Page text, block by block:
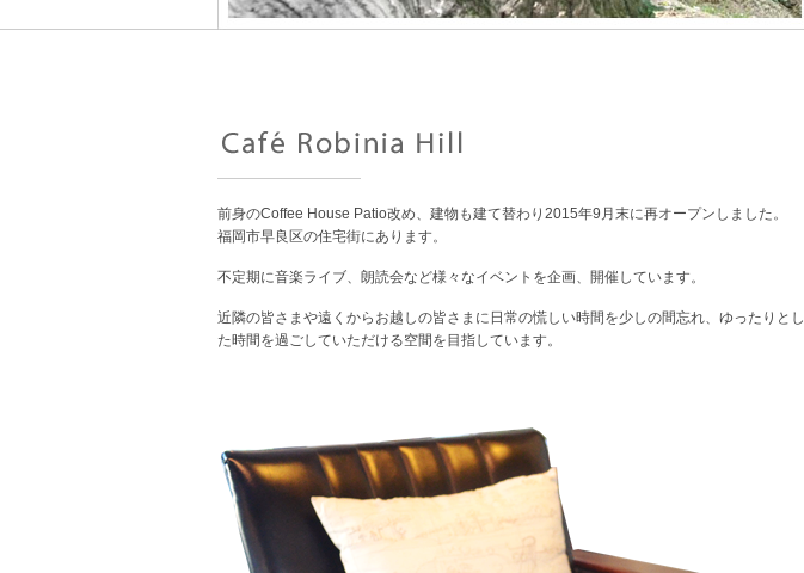
前身のCoffee House Patio改め、建物も建て替わり2015年9月末に再オープンしました。
福岡市早良区の住宅街にあります。
不定期に音楽ライブ、朗読会など様々なイベントを企画、開催しています。
近隣の皆さまや遠くからお越しの皆さまに日常の慌しい時間を少しの間忘れ、ゆったりとし
た時間を過ごしていただける空間を目指しています。